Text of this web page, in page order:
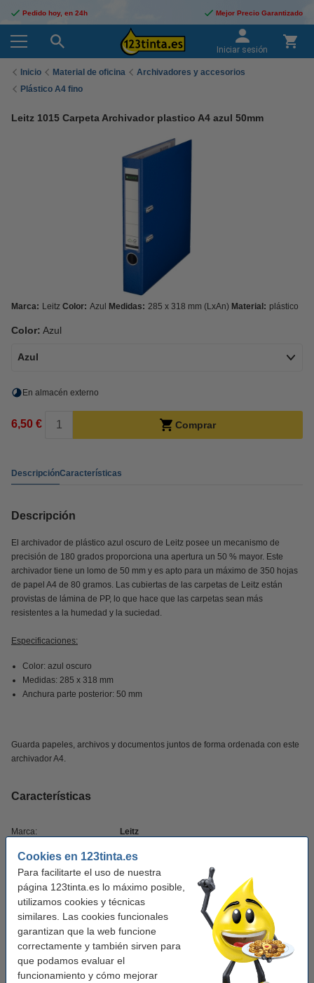
Cookies en 123tinta.es
Para facilitarte el uso de nuestra
página 123tinta.es lo máximo posible,
utilizamos cookies y técnicas
similares. Las cookies funcionales
garantizan que la web funcione
correctamente y también sirven para
que podamos evaluar el
funcionamiento y cómo mejorar
Pedido hoy, en 24h Mejor Precio Garantizado
Iniciar sesión
Inicio Material de oficina
Archivadores y accesorios
Plástico A4 fino
Leitz 1015 Carpeta Archivador plastico A4 azul 50mm
Marca: Leitz Color: Azul Medidas: 285 x 318 mm (LxAn) Material: plástico
Color: Azul
Azul
En almacén externo
6,50 € Comprar
DescripciónCaracterísticas
Descripción
El archivador de plástico azul oscuro de Leitz posee un mecanismo de
precisión de 180 grados proporciona una apertura un 50 % mayor. Este
archivador tiene un lomo de 50 mm y es apto para un máximo de 350 hojas
de papel A4 de 80 gramos. Las cubiertas de las carpetas de Leitz están
provistas de lámina de PP, lo que hace que las carpetas sean más
resistentes a la humedad y la suciedad.
Especificaciones:
Color: azul oscuro
Medidas: 285 x 318 mm
Anchura parte posterior: 50 mm
Guarda papeles, archivos y documentos juntos de forma ordenada con este
archivador A4.
Características
Marca: Leitz
Color: Azul
Medidas: 285 x 318 mm (LxAn)
Material: plástico
Ancho detrás: 50 mm
Soporte etiquetas: